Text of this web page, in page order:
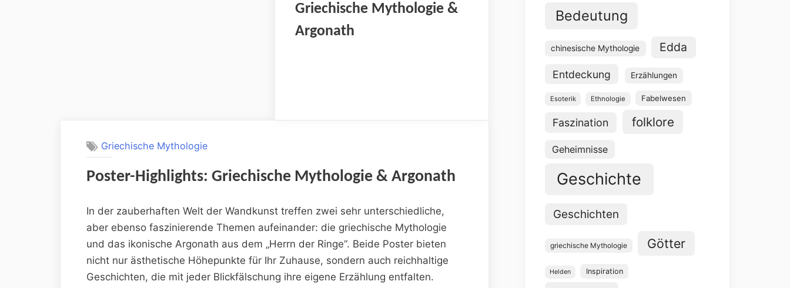
Griechische Mythologie &
Argonath
Griechische Mythologie
Poster-Highlights: Griechische Mythologie & Argonath
In der zauberhaften Welt der Wandkunst treffen zwei sehr unterschiedliche,
aber ebenso faszinierende Themen aufeinander: die griechische Mythologie
und das ikonische Argonath aus dem „Herrn der Ringe“. Beide Poster bieten
nicht nur ästhetische Höhepunkte für Ihr Zuhause, sondern auch reichhaltige
Geschichten, die mit jeder Blickfälschung ihre eigene Erzählung entfalten.
Bedeutung
chinesische Mythologie Edda
Entdeckung Erzählungen
Esoterik Ethnologie Fabelwesen
Faszination folklore
Geheimnisse
Geschichte
Geschichten
griechische Mythologie Götter
Helden Inspiration